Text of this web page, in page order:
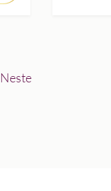
Neste